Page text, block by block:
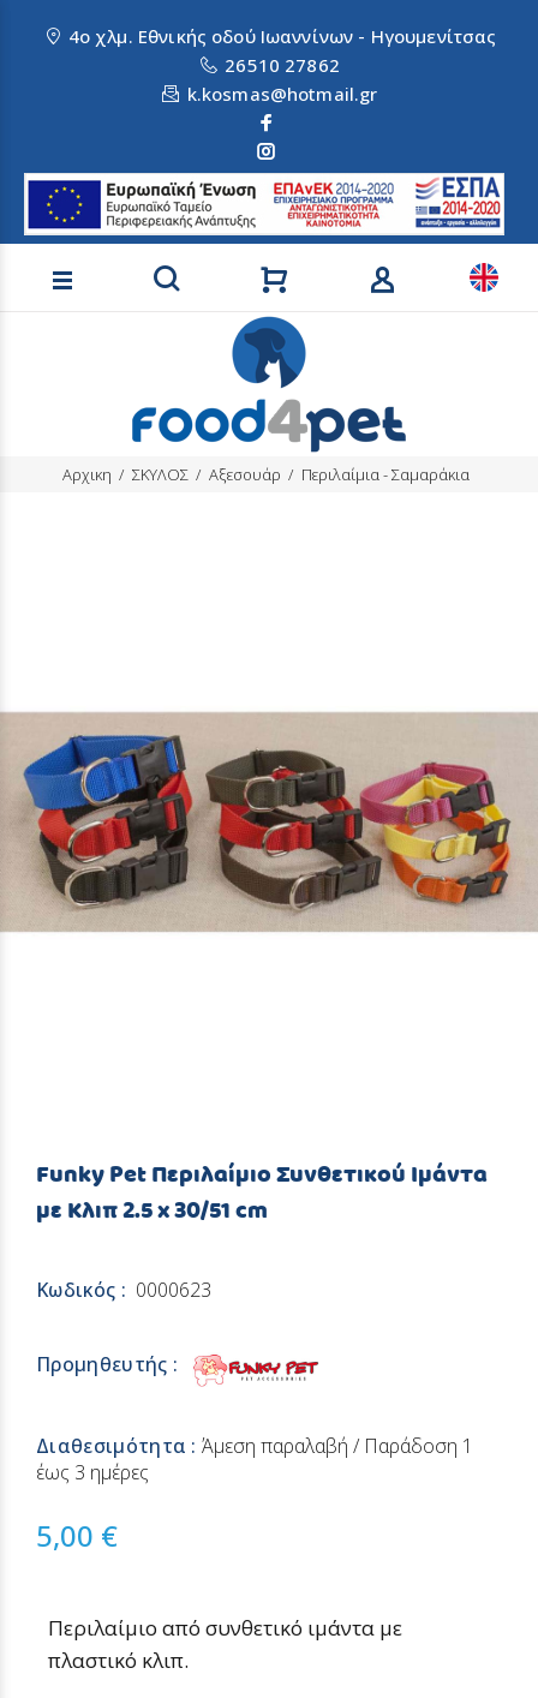
4ο χλμ. Εθνικής οδού Ιωαννίνων - Ηγουμενίτσας
26510 27862
k.kosmas@hotmail.gr
Αναζήτηση προϊόντων
Αρχικη ΣΚΥΛΟΣ Αξεσουάρ Περιλαίμια - Σαμαράκια
Funky Pet Περιλαίμιο Συνθετικού Ιμάντα
με Κλιπ 2.5 x 30/51 cm
Κωδικός : 0000623
Προμηθευτής :
Διαθεσιμότητα :Άμεση παραλαβή / Παράδoση 1
έως 3 ημέρες
5,00 €
Περιλαίμιο από συνθετικό ιμάντα με
πλαστικό κλιπ.